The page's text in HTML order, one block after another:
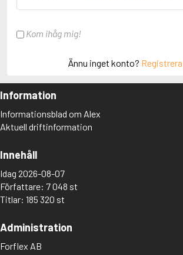
Kom ihåg mig!
Ännu inget konto?
Information
Informationsblad om Alex
Aktuell driftinformation
Innehåll
Idag 2026-08-07
Författare: 7 048 st
Titlar: 185 320 st
Administration
Forflex AB